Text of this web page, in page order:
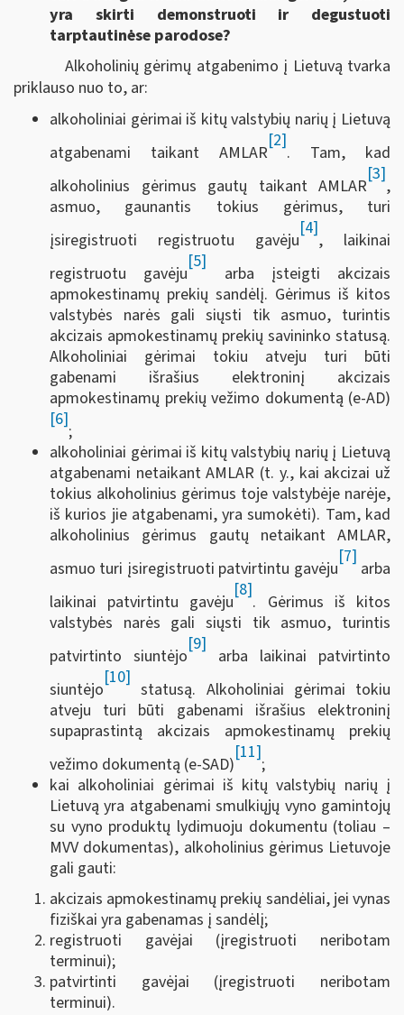
yra skirti demonstruoti ir degustuoti
tarptautinėse parodose?
Alkoholinių gėrimų atgabenimo į Lietuvą tvarka
priklauso nuo to, ar:
alkoholiniai gėrimai iš kitų valstybių narių į Lietuvą
atgabenami taikant AMLAR
[2]
. Tam, kad
alkoholinius gėrimus gautų taikant AMLAR
[3]
,
asmuo, gaunantis tokius gėrimus, turi
įsiregistruoti registruotu gavėju
[4]
, laikinai
registruotu gavėju
[5]
arba įsteigti akcizais
apmokestinamų prekių sandėlį. Gėrimus iš kitos
valstybės narės gali siųsti tik asmuo, turintis
akcizais apmokestinamų prekių savininko statusą.
Alkoholiniai gėrimai tokiu atveju turi būti
gabenami išrašius elektroninį akcizais
apmokestinamų prekių vežimo dokumentą (e-AD)
[6]
;
alkoholiniai gėrimai iš kitų valstybių narių į Lietuvą
atgabenami netaikant AMLAR (t. y., kai akcizai už
tokius alkoholinius gėrimus toje valstybėje narėje,
iš kurios jie atgabenami, yra sumokėti). Tam, kad
alkoholinius gėrimus gautų netaikant AMLAR,
asmuo turi įsiregistruoti patvirtintu gavėju
[7]
arba
laikinai patvirtintu gavėju
[8]
. Gėrimus iš kitos
valstybės narės gali siųsti tik asmuo, turintis
patvirtinto siuntėjo
[9]
arba laikinai patvirtinto
siuntėjo
[10]
statusą. Alkoholiniai gėrimai tokiu
atveju turi būti gabenami išrašius elektroninį
supaprastintą akcizais apmokestinamų prekių
vežimo dokumentą (e-SAD)
[11]
;
kai alkoholiniai gėrimai iš kitų valstybių narių į
Lietuvą yra atgabenami smulkiųjų vyno gamintojų
su vyno produktų lydimuoju dokumentu (toliau –
MVV dokumentas), alkoholinius gėrimus Lietuvoje
gali gauti:
akcizais apmokestinamų prekių sandėliai, jei vynas
fiziškai yra gabenamas į sandėlį;
registruoti gavėjai (įregistruoti neribotam
terminui);
patvirtinti gavėjai (įregistruoti neribotam
terminui).